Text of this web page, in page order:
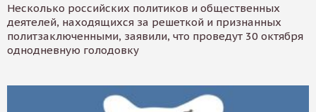
Несколько российских политиков и общественных
деятелей, находящихся за решеткой и признанных
политзаключенными, заявили, что проведут 30 октября
однодневную голодовку